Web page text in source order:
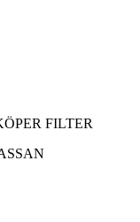
FILTER